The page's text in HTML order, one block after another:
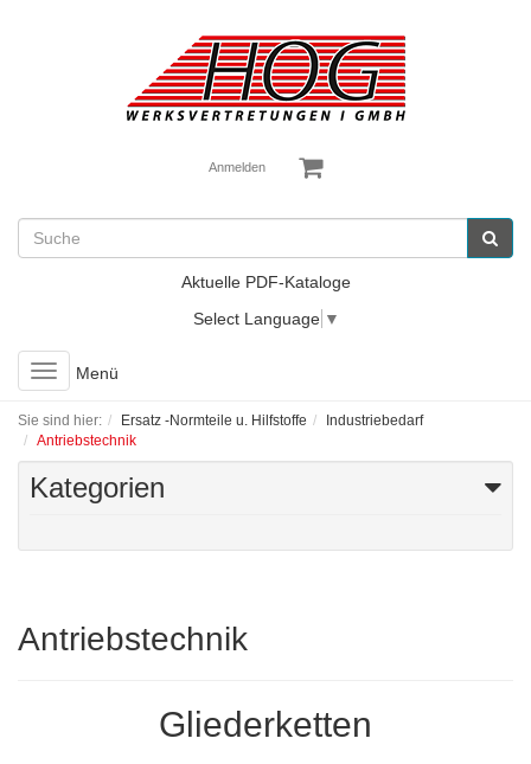
Anmelden
Aktuelle PDF-Kataloge
Select Language ▼
Toggle
navigation
Menü
Sie sind hier: Ersatz -Normteile u. Hilfstoffe
Industriebedarf
Antriebstechnik
Kategorien
Antriebstechnik
Gliederketten